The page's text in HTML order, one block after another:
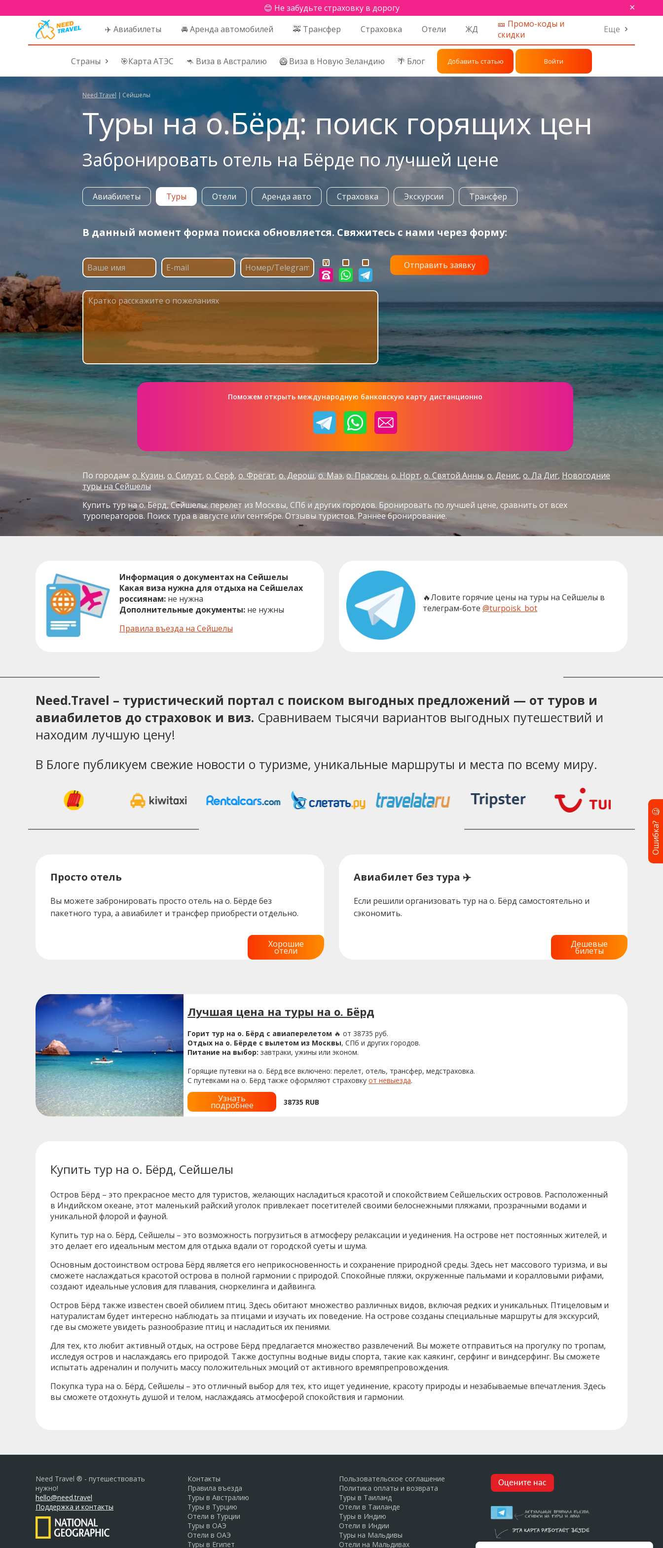
😊 Не забудьте страховку в дорогу ×
✈️ Авиабилеты 🚘 Аренда автомобилей 🚕 Трансфер Страховка Отели ЖД
🎫 Промо-коды и
скидки
Еще
Страны 🎯Карта АТЭС 🦘 Виза в Австралию 🥝 Виза в Новую Зеландию 🌴 Блог Добавить статью Войти
Need Travel | Сейшелы
Туры на о.Бёрд: поиск горящих цен
Забронировать отель на Бёрде по лучшей цене
Авиабилеты Туры Отели Аренда авто Страховка Экскурсии Трансфер
В данный момент форма поиска обновляется. Свяжитесь с нами через форму:
Поможем открыть международную банковскую карту дистанционно
По городам: о. Кузин о. Силуэт о. Серф о. Фрегат о. Дерош о. Маэ о. Праслен о. Норт о. Святой Анны о. Денис о. Ла Диг Новогодние
туры на Сейшелы
Купить тур на о. Бёрд, Сейшелы: перелет из Москвы, СПб и других городов. Бронировать по лучшей цене, сравнить от всех
туроператоров. Поиск тура в августе или сентябре. Отзывы туристов. Раннее бронирование.
Информация о документах на Сейшелы
Какая виза нужна для отдыха на Сейшелах
россиянам: не нужна
Дополнительные документы: не нужны
Правила въезда на Сейшелы
🔥Ловите горячие цены на туры на Сейшелы в
телеграм-боте @turpoisk_bot
Need.Travel – туристический портал с поиском выгодных предложений — от туров и
авиабилетов до страховок и виз. Сравниваем тысячи вариантов выгодных путешествий и
находим лучшую цену!
В Блоге публикуем свежие новости о туризме, уникальные маршруты и места по всему миру.
Просто отель
Вы можете забронировать просто отель на о. Бёрде без
пакетного тура, а авиабилет и трансфер приобрести отдельно.
Хорошие
отели
Авиабилет без тура ✈️
Если решили организовать тур на о. Бёрд самостоятельно и
сэкономить.
Дешевые
билеты
Лучшая цена на туры на о. Бёрд
Горит тур на о. Бёрд с авиаперелетом 🔥 от 38735 руб.
Отдых на о. Бёрде с вылетом из Москвы, СПб и других городов.
Питание на выбор: завтраки, ужины или эконом.
Горящие путевки на о. Бёрд все включено: перелет, отель, трансфер, медстраховка.
С путевками на о. Бёрд также оформляют страховку от невыезда.
Узнать
подробнее 38735 RUB
Купить тур на о. Бёрд, Сейшелы
Остров Бёрд – это прекрасное место для туристов, желающих насладиться красотой и спокойствием Сейшельских островов. Расположенный
в Индийском океане, этот маленький райский уголок привлекает посетителей своими белоснежными пляжами, прозрачными водами и
уникальной флорой и фауной.
Купить тур на о. Бёрд, Сейшелы – это возможность погрузиться в атмосферу релаксации и уединения. На острове нет постоянных жителей, и
это делает его идеальным местом для отдыха вдали от городской суеты и шума.
Основным достоинством острова Бёрд является его неприкосновенность и сохранение природной среды. Здесь нет массового туризма, и вы
сможете наслаждаться красотой острова в полной гармонии с природой. Спокойные пляжи, окруженные пальмами и коралловыми рифами,
создают идеальные условия для плавания, сноркелинга и дайвинга.
Остров Бёрд также известен своей обилием птиц. Здесь обитают множество различных видов, включая редких и уникальных. Птицеловым и
натуралистам будет интересно наблюдать за птицами и изучать их поведение. На острове созданы специальные маршруты для экскурсий,
где вы сможете увидеть разнообразие птиц и насладиться их пениями.
Для тех, кто любит активный отдых, на острове Бёрд предлагается множество развлечений. Вы можете отправиться на прогулку по тропам,
исследуя остров и наслаждаясь его природой. Также доступны водные виды спорта, такие как каякинг, серфинг и виндсерфинг. Вы сможете
испытать адреналин и получить массу положительных эмоций от активного времяпрепровождения.
Покупка тура на о. Бёрд, Сейшелы – это отличный выбор для тех, кто ищет уединение, красоту природы и незабываемые впечатления. Здесь
вы сможете отдохнуть душой и телом, наслаждаясь атмосферой спокойствия и гармонии.
Need Travel ® - путешествовать
нужно!
hello@need.travel
Поддержка и контакты
Контакты
Правила въезда
Туры в Австралию
Туры в Турцию
Отели в Турции
Туры в ОАЭ
Отели в ОАЭ
Туры в Египет
Пользовательское соглашение
Политика оплаты и возврата
Туры в Таиланд
Отели в Таиланде
Туры в Индию
Отели в Индии
Туры на Мальдивы
Отели на Мальдивах
Оцените нас
Ошибка?
🧐